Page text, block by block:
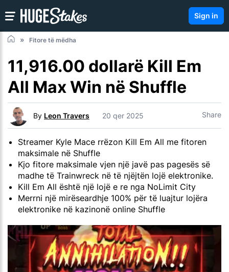
Sign in
Fitore të mëdha
11,916.00 dollarë Kill Em
All Max Win në Shuffle
By Leon Travers 20 qer 2025 Share
Streamer Kyle Mace rrëzon Kill Em All me fitoren
maksimale në Shuffle
Kjo fitore maksimale vjen një javë pas pagesës së
madhe të Trainwreck në të njëjtën lojë elektronike.
Kill Em All është një lojë e re nga NoLimit City
Merrni një mirëseardhje 100% për të luajtur lojëra
elektronike në kazinonë online Shuffle